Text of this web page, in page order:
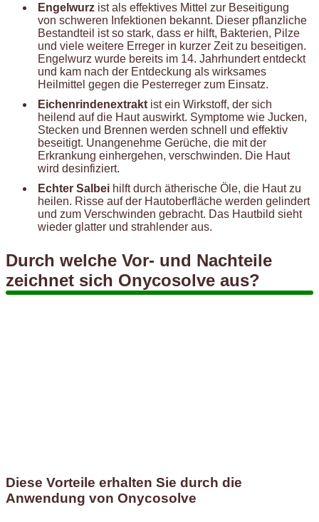
Engelwurz ist als effektives Mittel zur Beseitigung
von schweren Infektionen bekannt. Dieser pflanzliche
Bestandteil ist so stark, dass er hilft, Bakterien, Pilze
und viele weitere Erreger in kurzer Zeit zu beseitigen.
Engelwurz wurde bereits im 14. Jahrhundert entdeckt
und kam nach der Entdeckung als wirksames
Heilmittel gegen die Pesterreger zum Einsatz.
Eichenrindenextrakt ist ein Wirkstoff, der sich
heilend auf die Haut auswirkt. Symptome wie Jucken,
Stecken und Brennen werden schnell und effektiv
beseitigt. Unangenehme Gerüche, die mit der
Erkrankung einhergehen, verschwinden. Die Haut
wird desinfiziert.
Echter Salbei hilft durch ätherische Öle, die Haut zu
heilen. Risse auf der Hautoberfläche werden gelindert
und zum Verschwinden gebracht. Das Hautbild sieht
wieder glatter und strahlender aus.
Durch welche Vor- und Nachteile
zeichnet sich Onycosolve aus?
Diese Vorteile erhalten Sie durch die
Anwendung von Onycosolve